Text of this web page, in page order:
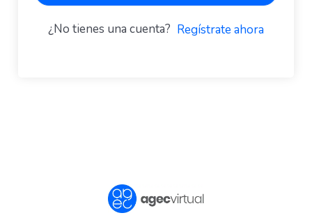
¿No tienes una cuenta? Regístrate ahora